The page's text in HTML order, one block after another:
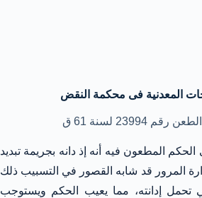
المعدنية فى محكمة النقض
لسنة 61 ق
المطعون فيه أنه إذ دانه بجريمة تبديد
المرور قد شابه القصور في التسبيب ذلك
تحمل إدانته، مما يعيب الحكم ويستوجب